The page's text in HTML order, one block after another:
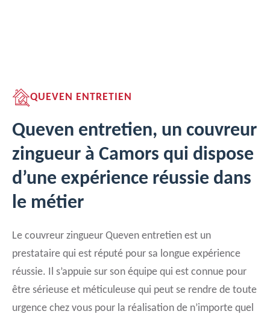
QUEVEN ENTRETIEN
Queven entretien, un couvreur
zingueur à Camors qui dispose
d’une expérience réussie dans
le métier
Le couvreur zingueur Queven entretien est un
prestataire qui est réputé pour sa longue expérience
réussie. Il s’appuie sur son équipe qui est connue pour
être sérieuse et méticuleuse qui peut se rendre de toute
urgence chez vous pour la réalisation de n’importe quel